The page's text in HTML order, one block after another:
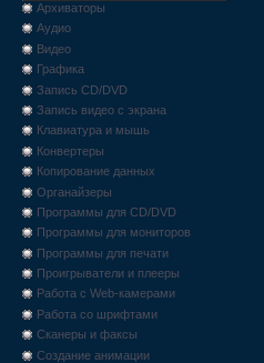
Архиваторы
Аудио
Видео
Графика
Запись CD/DVD
Запись видео с экрана
Клавиатура и мышь
Конвертеры
Копирование данных
Органайзеры
Программы для CD/DVD
Программы для мониторов
Программы для печати
Проигрыватели и плееры
Работа с Web-камерами
Работа со шрифтами
Сканеры и факсы
Создание анимации